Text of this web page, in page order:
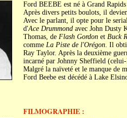
Ford BEEBE est né à Grand
Après divers petits boulots, il
Avec le parlant, il opte pour le
d'Ace Drummondavec John Dusty
Thomas, de Flash Gordonet Buck
comme La Piste de l'Orégon. Il
Ray Taylor. Après la deuxième
incarné par Johnny Sheffield
Malgré la naïveté et le manque de
Ford Beebe est décédé à Lake
FILMOGRAPHIE :